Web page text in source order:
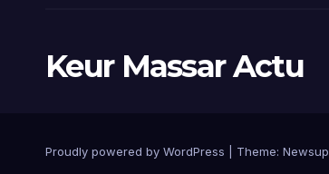
Keur Massar Actu
Proudly powered by WordPress Theme: Newsup